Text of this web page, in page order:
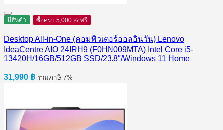
มีสินค้า ซื้อครบ 5,000 ส่งฟรี
Desktop All-in-One (คอมพิวเตอร์ออลอินวัน) Lenovo
IdeaCentre AIO 24IRH9 (F0HN009MTA) Intel Core i5-
13420H/16GB/512GB SSD/23.8″/Windows 11 Home
31,990 ฿ รวมภาษี 7%